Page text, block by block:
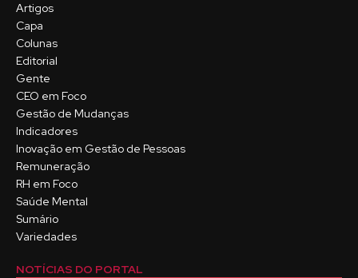
Artigos
Capa
Colunas
Editorial
Gente
CEO em Foco
Gestão de Mudanças
Indicadores
Inovação em Gestão de Pessoas
Remuneração
RH em Foco
Saúde Mental
Sumário
Variedades
NOTÍCIAS DO PORTAL